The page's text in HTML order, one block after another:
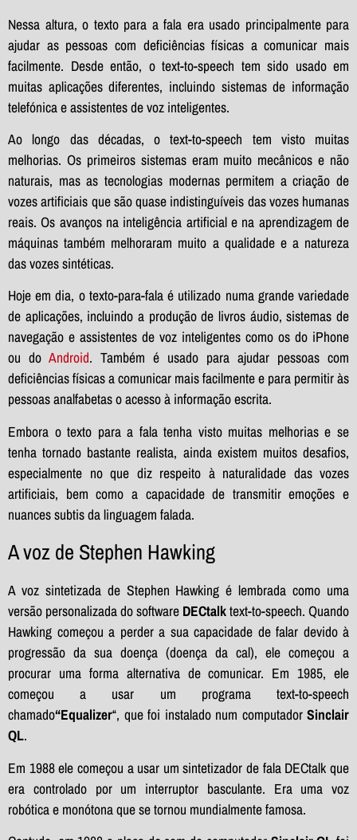
Nessa altura, o texto para a fala era usado principalmente para
ajudar as pessoas com deficiências físicas a comunicar mais
facilmente. Desde então, o text-to-speech tem sido usado em
muitas aplicações diferentes, incluindo sistemas de informação
telefónica e assistentes de voz inteligentes.
Ao longo das décadas, o text-to-speech tem visto muitas
melhorias. Os primeiros sistemas eram muito mecânicos e não
naturais, mas as tecnologias modernas permitem a criação de
vozes artificiais que são quase indistinguíveis das vozes humanas
reais. Os avanços na inteligência artificial e na aprendizagem de
máquinas também melhoraram muito a qualidade e a natureza
das vozes sintéticas.
Hoje em dia, o texto-para-fala é utilizado numa grande variedade
de aplicações, incluindo a produção de livros áudio, sistemas de
navegação e assistentes de voz inteligentes como os do iPhone
ou do Android. Também é usado para ajudar pessoas com
deficiências físicas a comunicar mais facilmente e para permitir às
pessoas analfabetas o acesso à informação escrita.
Embora o texto para a fala tenha visto muitas melhorias e se
tenha tornado bastante realista, ainda existem muitos desafios,
especialmente no que diz respeito à naturalidade das vozes
artificiais, bem como a capacidade de transmitir emoções e
nuances subtis da linguagem falada.
A voz de Stephen Hawking
A voz sintetizada de Stephen Hawking é lembrada como uma
versão personalizada do software DECtalktext-to-speech. Quando
Hawking começou a perder a sua capacidade de falar devido à
progressão da sua doença (doença da cal), ele começou a
procurar uma forma alternativa de comunicar. Em 1985, ele
começou a usar um programa text-to-speech
chamado“Equalizer“, que foi instalado num computador Sinclair
QL.
Em 1988 ele começou a usar um sintetizador de fala DECtalk que
era controlado por um interruptor basculante. Era uma voz
robótica e monótona que se tornou mundialmente famosa.